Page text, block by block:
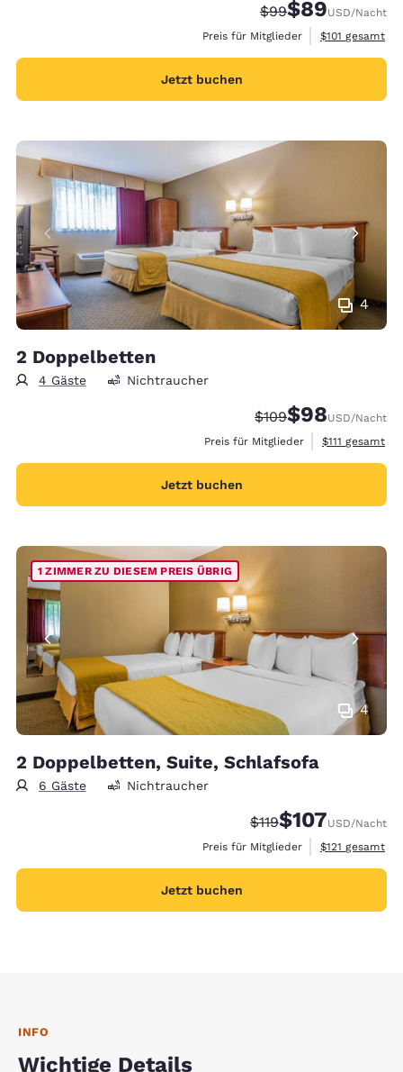
Durchgestrichener
$99Vergünstigter
$89USD/Nacht
Preis für Mitglieder
Geschätzte
$101 gesamt
Jetzt buchen
4
2 Doppelbetten
4 Gäste Nichtraucher
Durchgestrichener
$109Vergünstigter
$98USD/Nacht
Preis für Mitglieder
Geschätzte
$111 gesamt
Jetzt buchen
4
1 ZIMMER ZU DIESEM PREIS ÜBRIG
2 Doppelbetten, Suite, Schlafsofa
6 Gäste Nichtraucher
Durchgestrichener
$119Vergünstigter
$107USD/Nacht
Preis für Mitglieder
Geschätzte
$121 gesamt
Jetzt buchen
INFO
Wichtige Details